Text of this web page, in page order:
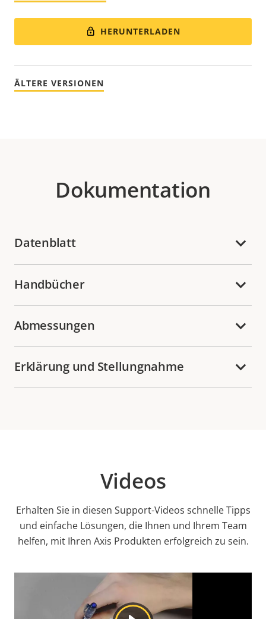
HERUNTERLADEN
ÄLTERE VERSIONEN
Dokumentation
Datenblatt
Handbücher
Abmessungen
Erklärung und Stellungnahme
Videos
Erhalten Sie in diesen Support-Videos schnelle Tipps
und einfache Lösungen, die Ihnen und Ihrem Team
helfen, mit Ihren Axis Produkten erfolgreich zu sein.